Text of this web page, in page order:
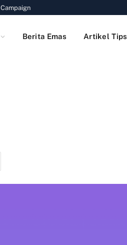
Campaign
Berita Emas Artikel Tips